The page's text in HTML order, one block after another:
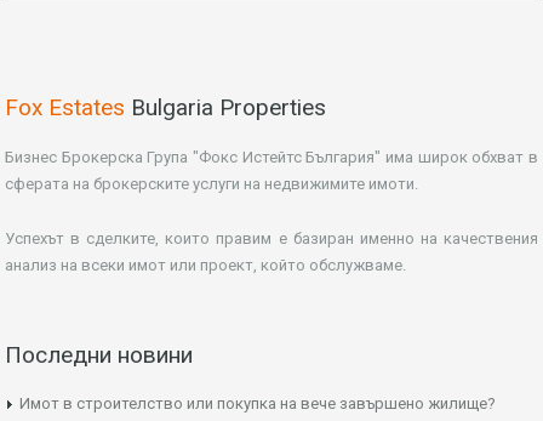
Fox Estates Bulgaria Properties
Бизнес Брокерска Група "Фокс Истейтс България" има широк обхват в
сферата на брокерските услуги на недвижимите имоти.
Успехът в сделките, които правим е базиран именно на качествения
анализ на всеки имот или проект, който обслужваме.
Последни новини
Имот в строителство или покупка на вече завършено жилище?